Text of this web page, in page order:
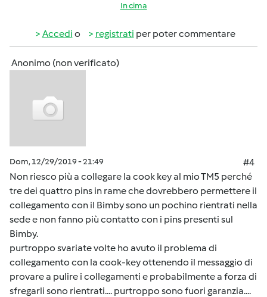
In cima
Accedi o registrati per poter commentare
Anonimo (non verificato)
Dom, 12/29/2019 - 21:49
#4
Non riesco più a collegare la cook key al mio TM5 perché
tre dei quattro pins in rame che dovrebbero permettere il
collegamento con il Bimby sono un pochino rientrati nella
sede e non fanno più contatto con i pins presenti sul
Bimby.
purtroppo svariate volte ho avuto il problema di
collegamento con la cook-key ottenendo il messaggio di
provare a pulire i collegamenti e probabilmente a forza di
sfregarli sono rientrati.... purtroppo sono fuori garanzia....